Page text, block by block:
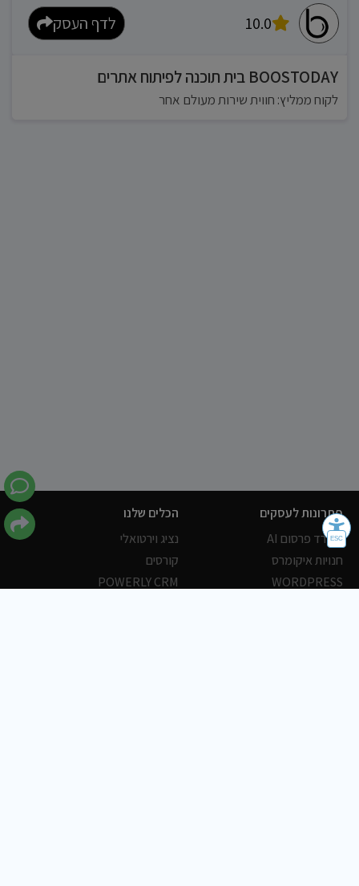
10.0 לדף העסק
BOOSTODAY בית תוכנה לפיתוח אתרים
לקוח ממליץ: חווית שירות מעולם אחר
פתרונות לעסקים
משרד פרסום AI
חנויות איקומרס
WORDPRESS
הכלים שלנו
נציג וירטואלי
קורסים
POWERLY CRM